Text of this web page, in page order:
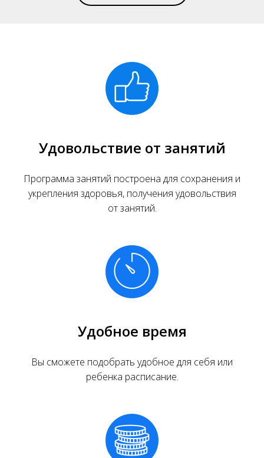
Удовольствие от занятий
Программа занятий построена для сохранения и
укрепления здоровья, получения удовольствия
от занятий.
Удобное время
Вы сможете подобрать удобное для себя или
ребенка расписание.